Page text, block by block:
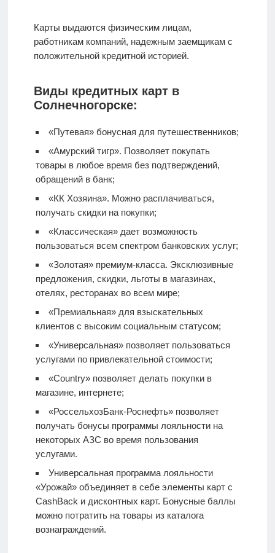
Карты выдаются физическим лицам,
работникам компаний, надежным заемщикам с
положительной кредитной историей.
Виды кредитных карт в
Солнечногорске:
«Путевая» бонусная для путешественников;
«Амурский тигр». Позволяет покупать
товары в любое время без подтверждений,
обращений в банк;
«КК Хозяина». Можно расплачиваться,
получать скидки на покупки;
«Классическая» дает возможность
пользоваться всем спектром банковских услуг;
«Золотая» премиум-класса. Эксклюзивные
предложения, скидки, льготы в магазинах,
отелях, ресторанах во всем мире;
«Премиальная» для взыскательных
клиентов с высоким социальным статусом;
«Универсальная» позволяет пользоваться
услугами по привлекательной стоимости;
«Country» позволяет делать покупки в
магазине, интернете;
«РоссельхозБанк-Роснефть» позволяет
получать бонусы программы лояльности на
некоторых АЗС во время пользования
услугами.
Универсальная программа лояльности
«Урожай» объединяет в себе элементы карт с
CashBack и дисконтных карт. Бонусные баллы
можно потратить на товары из каталога
вознаграждений.